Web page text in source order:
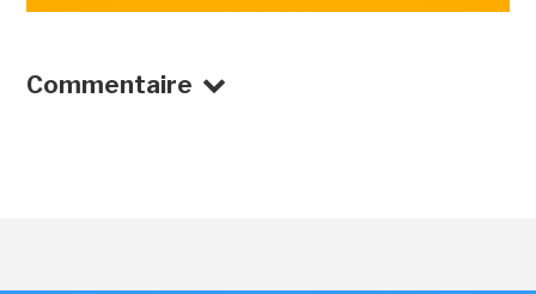
Commentaire